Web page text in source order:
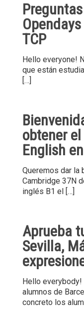
TCP
Hello everyone!
que están
[…]
obtener
English
Queremos dar la
Cambridge 37N
inglés B1 el […]
Aprueba
Sevilla,
Hello everybody!
alumnos de
concreto los